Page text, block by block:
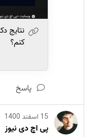
کنم؟
پاسخ
15 اسفند 1400
پی اچ دی نیوز